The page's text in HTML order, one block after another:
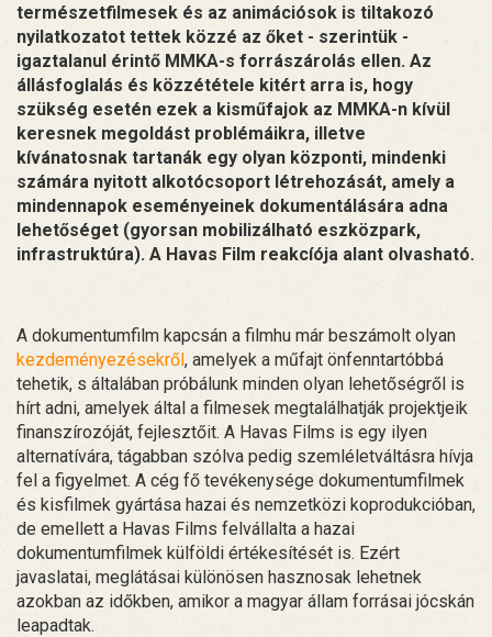
természetfilmesek és az animációsok is tiltakozó
nyilatkozatot tettek közzé az őket - szerintük -
igaztalanul érintő MMKA-s forrászárolás ellen. Az
állásfoglalás és közzététele kitért arra is, hogy
szükség esetén ezek a kisműfajok az MMKA-n kívül
keresnek megoldást problémáikra, illetve
kívánatosnak tartanák egy olyan központi, mindenki
számára nyitott alkotócsoport létrehozását, amely a
mindennapok eseményeinek dokumentálására adna
lehetőséget (gyorsan mobilizálható eszközpark,
infrastruktúra). A Havas Film reakcíója alant olvasható.
A dokumentumfilm kapcsán a filmhu már beszámolt olyan
kezdeményezésekről, amelyek a műfajt önfenntartóbbá
tehetik, s általában próbálunk minden olyan lehetőségről is
hírt adni, amelyek által a filmesek megtalálhatják projektjeik
finanszírozóját, fejlesztőit. A Havas Films is egy ilyen
alternatívára, tágabban szólva pedig szemléletváltásra hívja
fel a figyelmet. A cég fő tevékenysége dokumentumfilmek
és kisfilmek gyártása hazai és nemzetközi koprodukcióban,
de emellett a Havas Films felvállalta a hazai
dokumentumfilmek külföldi értékesítését is. Ezért
javaslatai, meglátásai különösen hasznosak lehetnek
azokban az időkben, amikor a magyar állam forrásai jócskán
leapadtak.